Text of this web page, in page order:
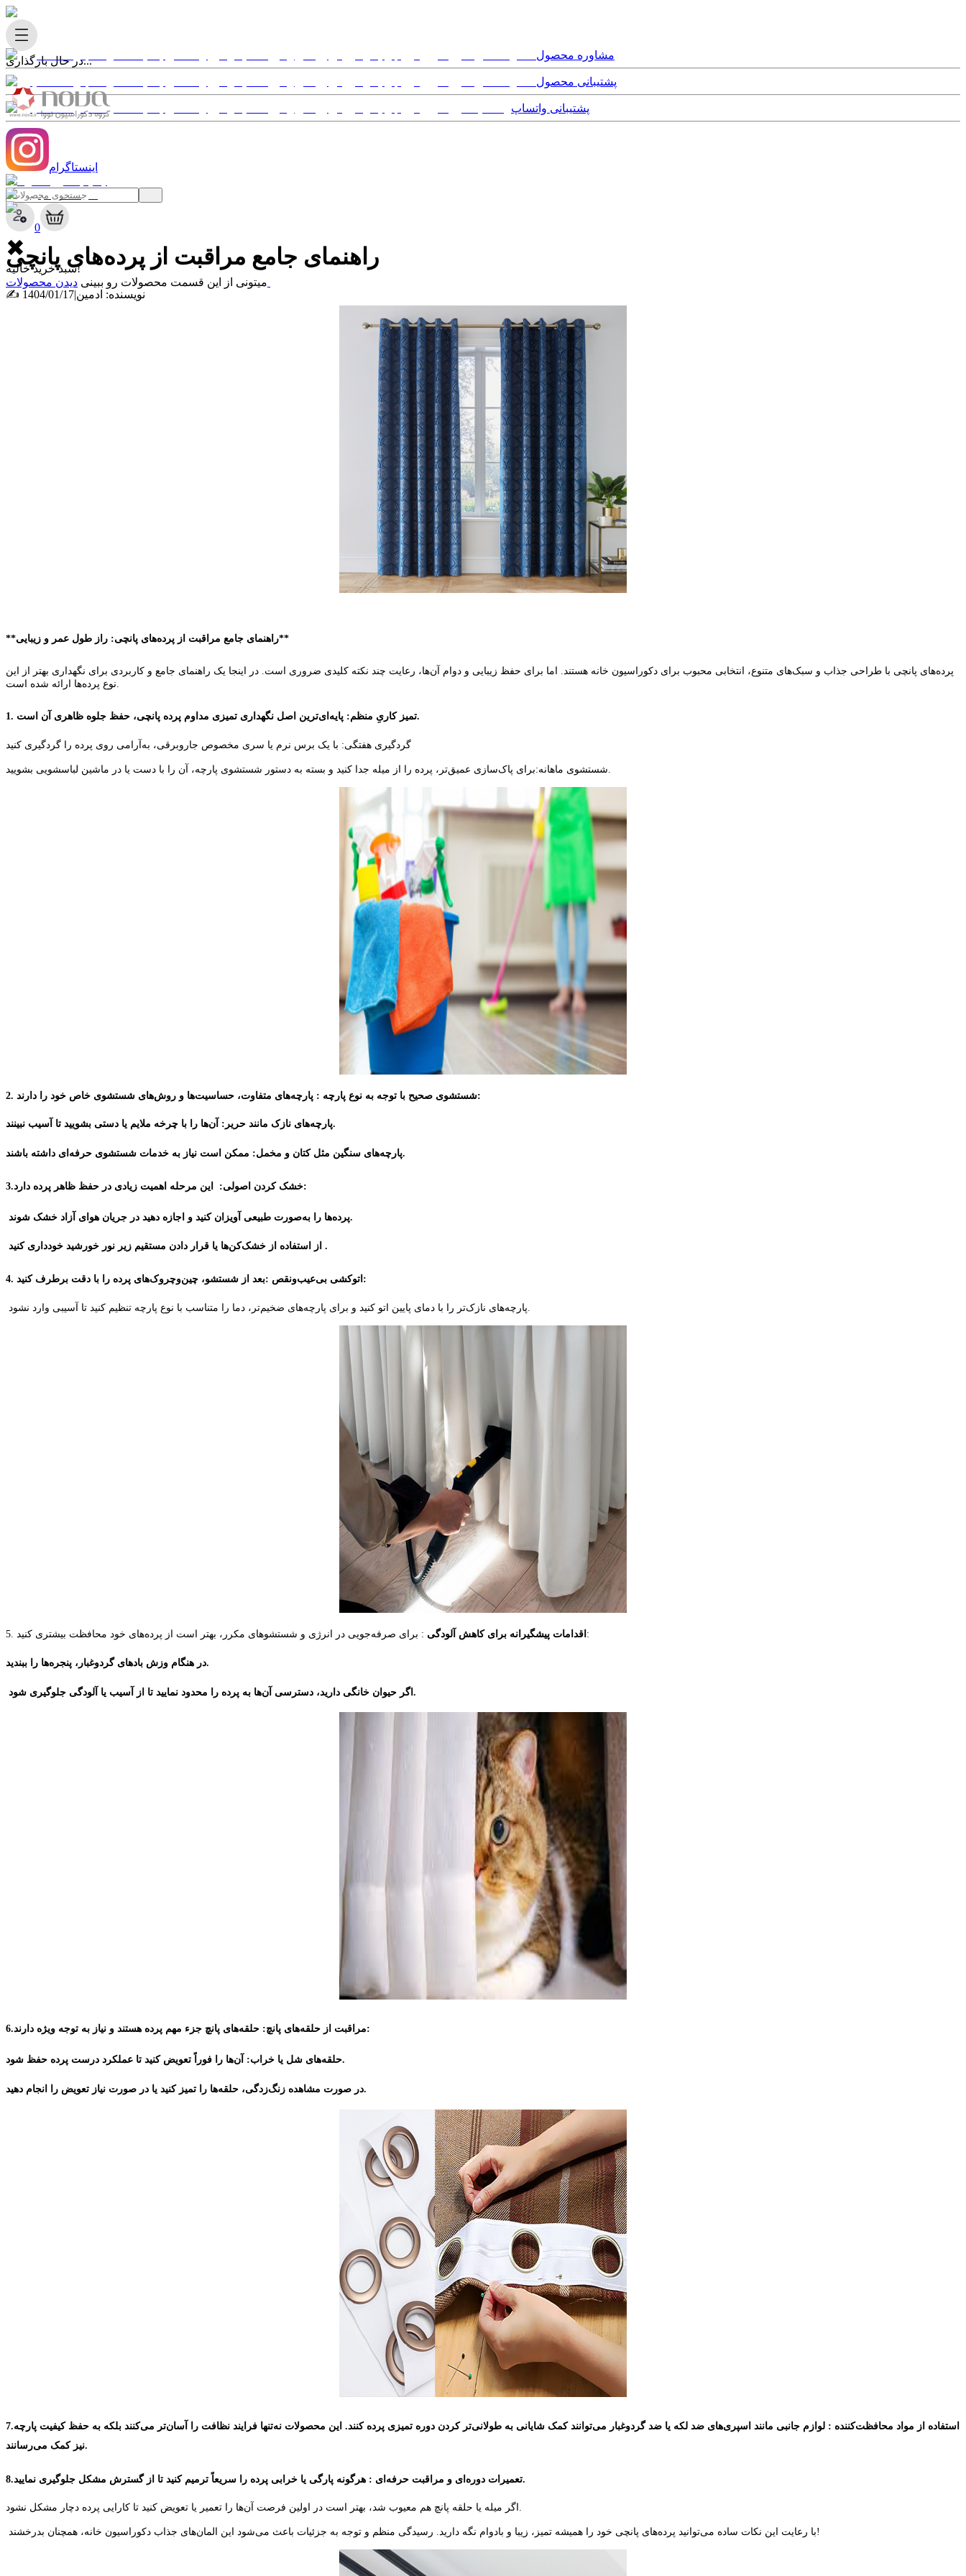
در حال بارگذاری...
✖
0
✖
سبد خرید خالیه!
میتونی از این قسمت محصولات رو ببینی
مشاوره محصول
پشتیبانی محصول
پشتیبانی واتساپ
اینستاگرام
راهنمای جامع مراقبت از پرده‌های پانچی
✍ نویسنده: ادمین|
1404/01/17
**راهنمای جامع مراقبت از پرده‌های پانچی: راز طول عمر و زیبایی**
پرده‌های پانچی با طراحی جذاب و سبک‌های متنوع، انتخابی محبوب برای دکوراسیون خانه هستند اما برای حفظ زیبایی و دوام آن‌ها، رعایت چند نکته کلیدی ضروری است در اینجا یک راهنمای جامع و کاربردی برای نگهداری بهتر از این
1 . تمیز کاریِ منظم:پایه‌ای‌ترین اصل نگهداری تمیزی مداوم پرده پانچی، حفظ جلوه ظاهری آن است.
گردگیری هفتگی: با یک برس نرم یا سری مخصوص جاروبرقی، به‌آرامی روی پرده را گردگیری کنید
شستشوی ماهانه
2. شستشوی صحیح با توجه به نوع پارچه : پارچه‌های متفاوت، حساسیت‌ها و روش‌های شستشوی خاص خود را دارند :
پارچه‌های نازک مانند حریر: آن‌ها را با چرخه ملایم یا دستی بشویید تا آسیب نبینند.
پارچه‌های سنگین مثل کتان و مخمل: ممکن است نیاز به خدمات شستشوی حرفه‌ای داشته باشند.
3. خشک کردن اصولی: این مرحله اهمیت زیادی در حفظ ظاهر پرده دارد :
پرده‌ها را به‌صورت طبیعی آویزان کنید و اجازه دهید در جریان هوای آزاد خشک شوند.
از استفاده از خشک‌کن ها یا قرار دادن مستقیم زیر نور خورشید خودداری کنید .
4. اتوکشی بی‌عیب‌و‌نقص :بعد از شستشو، چین‌وچروک‌های پرده را با دقت برطرف کنید:
پارچه‌های نازک‌تر را با دمای پایین اتو کنید و برای پارچه‌های ضخیم ‌تر، دما را متناسب با نوع پارچه تنظیم کنید تا آسیبی وارد نشود.
5. اقدامات پیشگیرانه برای کاهش آلودگی : برای صرفه‌جویی در انرژی و شستشوهای مکرر، بهتر است از پرده‌های خود محافظت بیشتری کنید:
در هنگام وزش بادهای گردوغبار، پنجره‌ها را ببندید.
اگر حیوان خانگی دارید، دسترسی آن‌ها به پرده را محدود نمایید تا از آسیب یا آلودگی جلوگیری شود.
6.مراقبت از حلقه‌های پانچ:حلقه‌های پانچ جزء مهم پرده هستند و نیاز به توجه ویژه دارند:
حلقه‌های شل یا خراب: آن‌ها را فوراً تعویض کنید تا عملکرد درست پرده حفظ شود.
در صورت مشاهده زنگ‌زدگی، حلقه‌ها را تمیز کنید یا در صورت نیاز تعویض را انجام دهید.
7. استفاده از مواد محافظت‌کننده : لوازم جانبی مانند اسپری‌های ضد لکه یا ضد گردوغبار می‌توانند کمک شایانی به طولانی‌تر کردن دوره تمیزی پرده کنند. این محصولات نه‌تنها فرایند نظافت را آسان‌تر می‌کنند بلکه به حفظ کیفیت پارچه
نیز کمک می‌رسانند.
8. تعمیرات دوره‌ای و مراقبت حرفه‌ای: هرگونه پارگی یا خرابی پرده را سریعاً ترمیم کنید تا از گسترش مشکل جلوگیری نمایید.
اگر میله یا حلقه پانچ هم معیوب شد، بهتر است در اولین فرصت آن‌ها را تعمیر یا تعویض کنید تا کارایی پرده دچار مشکل نشود.
با رعایت این نکات ساده می‌توانید پرده‌های پانچی خود را همیشه تمیز، زیبا و بادوام نگه دارید. رسیدگی منظم و توجه به جزئیات باعث می‌شود این المان‌های جذاب دکوراسیون خانه، همچنان بدرخشند!